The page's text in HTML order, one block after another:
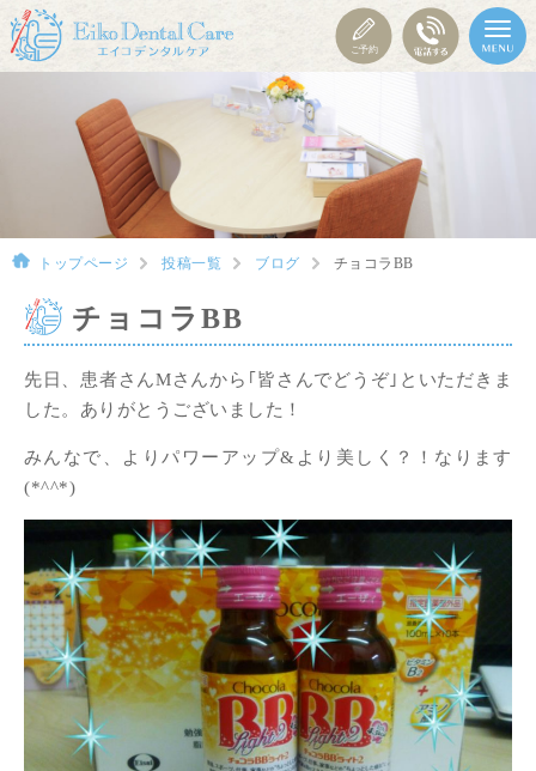
トップページ 投稿一覧 ブログ チョコラBB
チョコラBB
先日、患者さんMさんから｢皆さんでどうぞ｣といただきま
した。ありがとうございました！
みんなで、よりパワーアップ&より美しく？！なります
(*^^*)​